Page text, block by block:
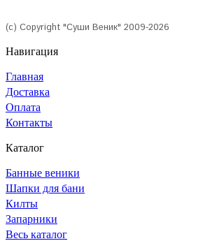
(с) Copyright "Суши Веник" 2009-2026
Навигация
Главная
Доставка
Оплата
Контакты
Каталог
Банные веники
Шапки для бани
Килты
Запарники
Весь каталог